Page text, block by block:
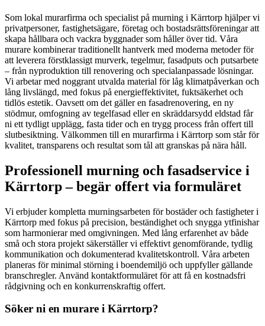
Som lokal murarfirma och specialist på murning i Kärrtorp hjälper vi
privatpersoner, fastighetsägare, företag och bostadsrättsföreningar att
skapa hållbara och vackra byggnader som håller över tid. Våra
murare kombinerar traditionellt hantverk med moderna metoder för
att leverera förstklassigt murverk, tegelmur, fasadputs och putsarbete
– från nyproduktion till renovering och specialanpassade lösningar.
Vi arbetar med noggrant utvalda material för låg klimatpåverkan och
lång livslängd, med fokus på energieffektivitet, fuktsäkerhet och
tidlös estetik. Oavsett om det gäller en fasadrenovering, en ny
stödmur, omfogning av tegelfasad eller en skräddarsydd eldstad får
ni ett tydligt upplägg, fasta tider och en trygg process från offert till
slutbesiktning. Välkommen till en murarfirma i Kärrtorp som står för
kvalitet, transparens och resultat som tål att granskas på nära håll.
Professionell murning och fasadservice i
Kärrtorp – begär offert via formuläret
Vi erbjuder kompletta murningsarbeten för bostäder och fastigheter i
Kärrtorp med fokus på precision, beständighet och snygga ytfinishar
som harmonierar med omgivningen. Med lång erfarenhet av både
små och stora projekt säkerställer vi effektivt genomförande, tydlig
kommunikation och dokumenterad kvalitetskontroll. Våra arbeten
planeras för minimal störning i boendemiljö och uppfyller gällande
branschregler. Använd kontaktformuläret för att få en kostnadsfri
rådgivning och en konkurrenskraftig offert.
Söker ni en murare i Kärrtorp?